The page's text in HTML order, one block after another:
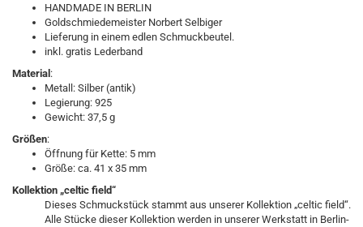
HANDMADE IN BERLIN
Goldschmiedemeister Norbert Selbiger
Lieferung in einem edlen Schmuckbeutel.
inkl. gratis Lederband
Material :
Metall: Silber (antik)
Legierung: 925
Gewicht: 37,5 g
Größen:
Öffnung für Kette: 5 mm
Größe: ca. 41 x 35 mm
Kollektion „celtic field“
Dieses Schmuckstück stammt aus unserer Kollektion „celtic field“.
Alle Stücke dieser Kollektion werden in unserer Werkstatt in Berlin-